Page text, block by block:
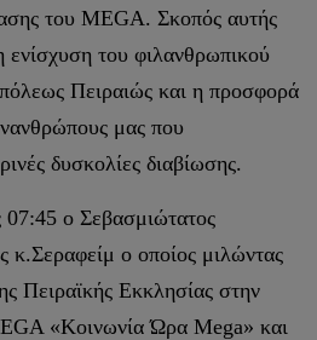
του MEGA. Σκοπός αυτής
ενίσχυση του φιλανθρωπικού
Πειραιώς και η προσφορά
μας που
δυσκολίες διαβίωσης.
ο Σεβασμιώτατος
κ.Σεραφείμ ο οποίος μιλώντας
Πειραϊκής Εκκλησίας στην
«Κοινωνία Ώρα Mega» και